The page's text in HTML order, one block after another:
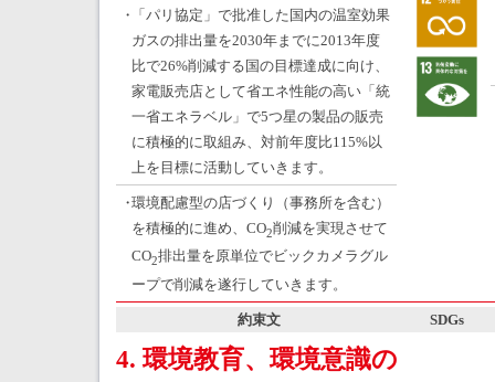
・ 「パリ協定」で批准した国内の温室効果
ガスの排出量を2030年までに2013年度
比で26%削減する国の目標達成に向け、
家電販売店として省エネ性能の高い「統
一省エネラベル」で5つ星の製品の販売
に積極的に取組み、対前年度比115%以
上を目標に活動していきます。
・環境配慮型の店づくり（事務所を含む）
を積極的に進め、CO2削減を実現させて
CO2排出量を原単位でビックカメラグル
ープで削減を遂行していきます。
約束文 SDGs
4. 環境教育、環境意識の